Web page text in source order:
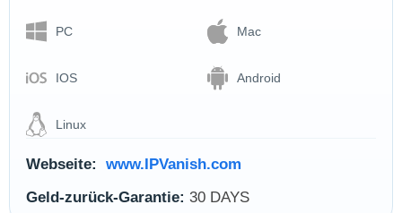
PC Mac
IOS Android
Linux
Webseite:
www.IPVanish.com
Geld-zurück-Garantie: 30 DAYS